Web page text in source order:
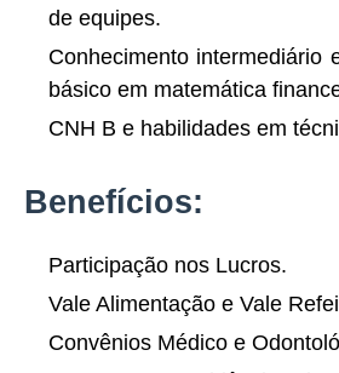
de equipes.
Conhecimento intermediário
básico em matemática
CNH B e habilidades em
Benefícios:
Participação nos Lucros.
Vale Alimentação e Vale
Convênios Médico e